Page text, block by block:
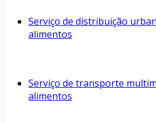
Serviço de distribuição
alimentos
Serviço de transporte
alimentos